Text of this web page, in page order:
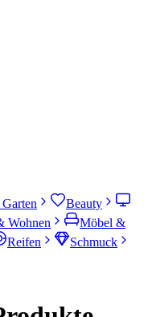
Beauty
Wohnen
Möbel &
Reifen
Schmuck